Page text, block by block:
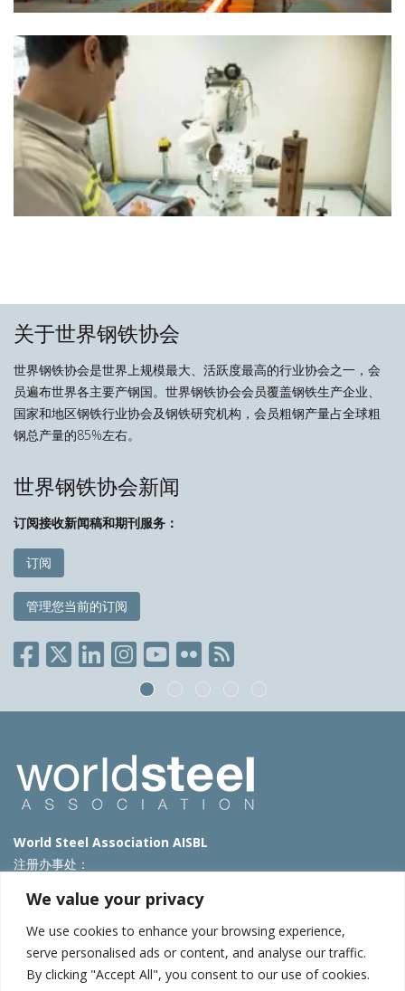
We value your privacy
We use cookies to enhance your browsing experience,
serve personalised ads or content, and analyse our traffic.
By clicking "Accept All", you consent to our use of cookies.
关于世界钢铁协会
世界钢铁协会是世界上规模最大、活跃度最高的行业协会之一，会
员遍布世界各主要产钢国。世界钢铁协会会员覆盖钢铁生产企业、
国家和地区钢铁行业协会及钢铁研究机构，会员粗钢产量占全球粗
钢总产量的85%左右。
世界钢铁协会新闻
订阅接收新闻稿和期刊服务：
订阅
管理您当前的订阅
World Steel Association AISBL
注册办事处：
T: +32 2 702 89 00 – E:steel@worldsteel.org
北京市朝阳区霄云路40号院国航世纪大厦1号楼3层3F